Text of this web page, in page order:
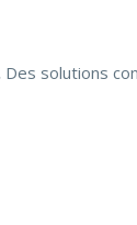
Des solutions